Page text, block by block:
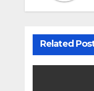
Related